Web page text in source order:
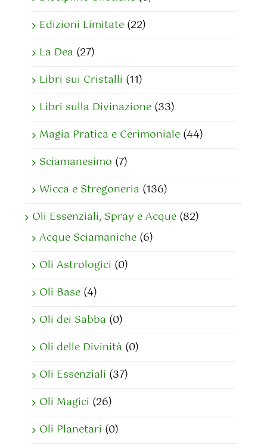
Edizioni Limitate (22)
La Dea (27)
Libri sui Cristalli (11)
Libri sulla Divinazione (33)
Magia Pratica e Cerimoniale (44)
Sciamanesimo (7)
Wicca e Stregoneria (136)
Oli Essenziali, Spray e Acque (82)
Acque Sciamaniche (6)
Oli Astrologici (0)
Oli Base (4)
Oli dei Sabba (0)
Oli delle Divinità (0)
Oli Essenziali (37)
Oli Magici (26)
Oli Planetari (0)